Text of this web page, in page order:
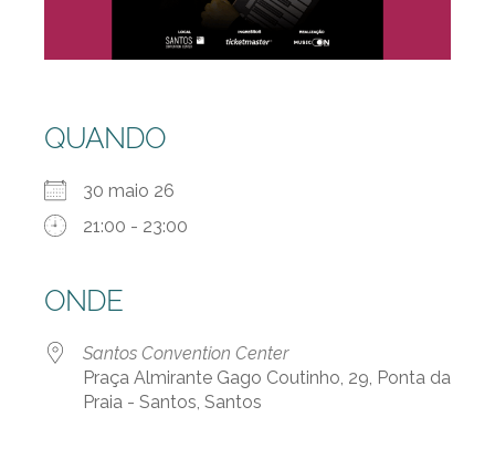
QUANDO
30 maio 26
21:00 - 23:00
ONDE
Santos Convention Center
Praça Almirante Gago Coutinho, 29, Ponta da
Praia - Santos, Santos